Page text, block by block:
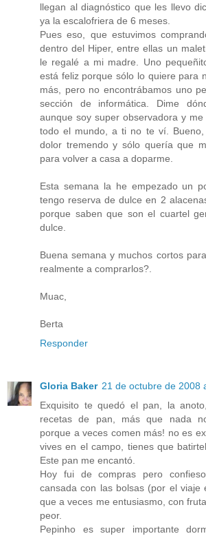
llegan al diagnóstico que les llevo
ya la escalofriera de 6 meses.
Pues eso, que estuvimos
dentro del Hiper, entre ellas un
le regalé a mi madre. Uno
está feliz porque sólo lo quiere para
más, pero no encontrábamos uno
sección de informática. Dime
aunque soy super observadora y
todo el mundo, a ti no te ví.
dolor tremendo y sólo quería que
para volver a casa a doparme.
Esta semana la he empezado un
tengo reserva de dulce en 2
porque saben que son el cuartel
dulce.
Buena semana y muchos cortos
realmente a comprarlos?.
Muac,
Berta
Responder
Gloria Baker 21 de octubre de 2008
Exquisito te quedó el pan, la
recetas de pan, más que nada
porque a veces comen más! no es
vives en el campo, tienes que
Este pan me encantó.
Hoy fui de compras pero
cansada con las bolsas (por el viaje
que a veces me entusiasmo, con
peor.
Pepinho es super importante